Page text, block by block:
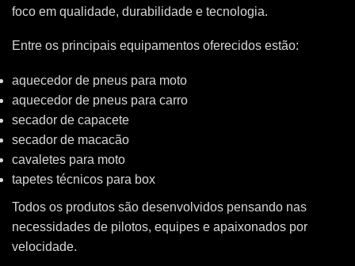
foco em qualidade, durabilidade e tecnologia.
Entre os principais equipamentos oferecidos estão:
aquecedor de pneus para moto
aquecedor de pneus para carro
secador de capacete
secador de macacão
cavaletes para moto
tapetes técnicos para box
Todos os produtos são desenvolvidos pensando nas
necessidades de pilotos, equipes e apaixonados por
velocidade.